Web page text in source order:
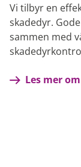
Vi tilbyr en
skadedyr.
sammen med
Les mer